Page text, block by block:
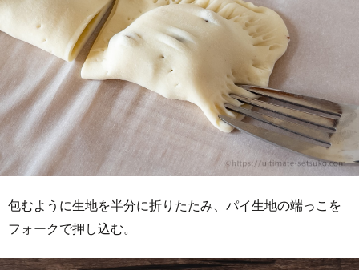
包むように生地を半分に折りたたみ、パイ生地の端っこを
フォークで押し込む。